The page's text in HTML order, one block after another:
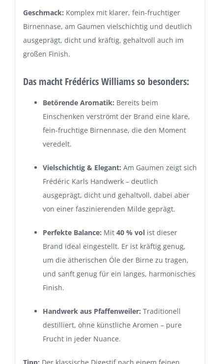
Geschmack: Komplex mit klarer, fein-fruchtiger
Birnennase, am Gaumen vielschichtig und deutlich
ausgeprägt, dicht und kräftig, gehaltvoll auch im
großen Finish.
Das macht Frédérics Williams so besonders:
Betörende Aromatik: Bereits beim
Einschenken verströmt der Brand eine klare,
fein-fruchtige Birnennase, die den Moment
veredelt.
Vielschichtig & Elegant: Am Gaumen zeigt sich
Frédéric Karls Handwerk – deutlich
ausgeprägt, dicht und gehaltvoll, dabei aber
von einer faszinierenden Milde geprägt.
Perfekte Balance: Mit 40 % volist dieser
Brand ideal eingestellt. Er ist kräftig genug,
um die ätherischen Öle der Birne zu tragen,
und sanft genug für ein langes, harmonisches
Finish.
Handwerk aus Pfaffenweiler: Traditionell
destilliert, ohne künstliche Aromen – pure
Frucht in jeder Nuance.